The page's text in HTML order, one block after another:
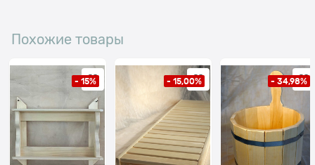
Похожие товары
- 15% - 15,00% - 34,98%